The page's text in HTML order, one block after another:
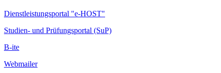
Dienstleistungsportal "e-HOST"
Studien- und Prüfungsportal (SuP)
B-ite
Webmailer